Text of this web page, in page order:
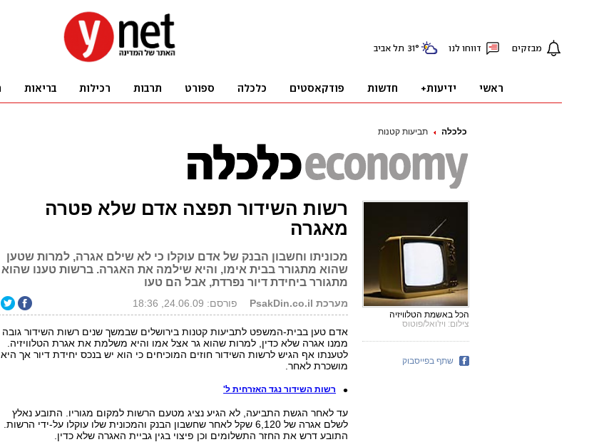
כלכלה תביעות קטנות
רשות השידור תפצה אדם שלא פטרה
מאגרה
מכוניתו וחשבון הבנק של אדם עוקלו כי לא שילם אגרה, למרות שטען
שהוא מתגורר בבית אימו, והיא שילמה את האגרה. ברשות טענו שהוא
מתגורר ביחידת דיור נפרדת, אבל הם טעו
מערכת PsakDin.co.il פורסם: 24.06.09, 18:36
אדם טען בבית-המשפט לתביעות קטנות בירושלים שבמשך שנים רשות השידור גובה
ממנו אגרה שלא כדין, למרות שהוא גר אצל אמו והיא משלמת את אגרת הטלוויזיה.
לטענתו אף הגיש לרשות השידור חוזים המוכיחים כי הוא יש בנכס יחידת דיור אך היא
מושכרת לאחר.
רשות השידור נגד האזרחית ל'
עד לאחר הגשת התביעה, לא הגיע נציג מטעם הרשות למקום מגוריו. התובע נאלץ
לשלם אגרה של 6,120 שקל לאחר שחשבון הבנק והמכונית שלו עוקלו על-ידי הרשות.
התובע דרש את החזר התשלומים וכן פיצוי בגין גביית האגרה שלא כדין.
הכל באשמת הטלוויזיה
צילום: ויז'ואל/פוטוס
שתף בפייסבוק